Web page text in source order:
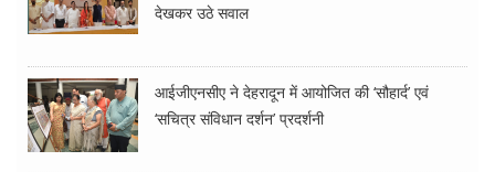
देखकर उठे सवाल
आईजीएनसीए ने देहरादून में आयोजित की ‘सौहार्द’ एवं
‘सचित्र संविधान दर्शन’ प्रदर्शनी